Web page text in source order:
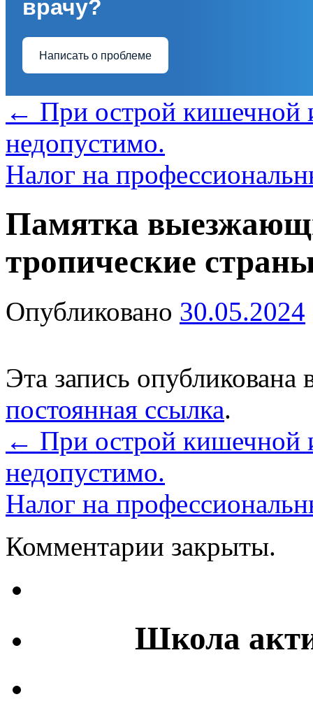
врачу?
Написать о проблеме
← При острой кишечной
недопустимо.
Налог на
Памятка
тропические
Опубликовано 30.05.2024
Эта запись опубликована
постоянная ссылка.
← При острой кишечной
недопустимо.
Налог на
Комментарии закрыты.
Школа